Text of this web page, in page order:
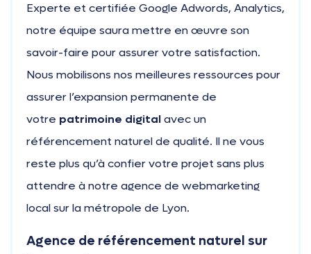
Experte et certifiée Google Adwords, Analytics,
notre équipe saura mettre en œuvre son
savoir-faire pour assurer votre satisfaction.
Nous mobilisons nos meilleures ressources pour
assurer l’expansion permanente de
votre patrimoine digitalavec un
référencement naturel de qualité. Il ne vous
reste plus qu’à confier votre projet sans plus
attendre à notre agence de webmarketing
local sur la métropole de Lyon.
Agence de référencement naturel sur